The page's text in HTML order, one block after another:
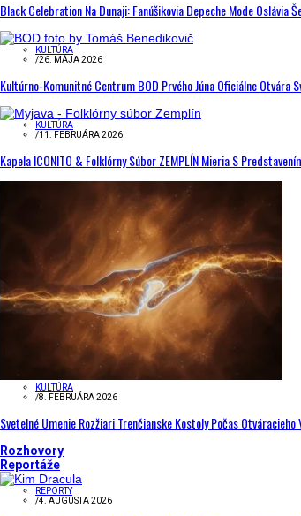
Black Celebration Na Dunaji: Fanúšikovia Depeche Mode Oslávia
KULTÚRA
/26. MÁJA 2026
Kultúrno-Komunitné Centrum BOD Prvého Júna Oficiálne Otvára
KULTÚRA
/11. FEBRUÁRA 2026
Kapela ICONITO & Folklórny Súbor ZEMPLÍN Mieria S
KULTÚRA
/8. FEBRUÁRA 2026
Svetelné Umenie Rozžiari Trenčianske Kostoly Počas
Rozhovory
Reportáže
REPORTY
/4. AUGUSTA 2026